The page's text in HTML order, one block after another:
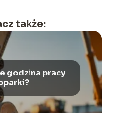
także:
godzina pracy